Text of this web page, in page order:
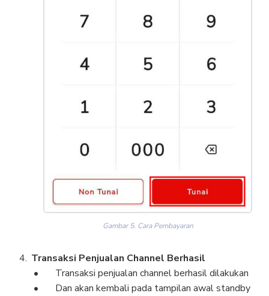
Gambar 5. Cara Pembayaran
Transaksi Penjualan Channel Berhasil
Transaksi penjualan channel berhasil dilakukan
Dan akan kembali pada tampilan awal standby